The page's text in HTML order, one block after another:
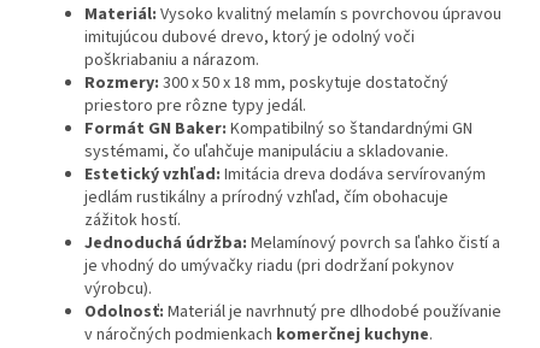
Materiál: Vysoko kvalitný melamín s povrchovou úpravou
imitujúcou dubové drevo, ktorý je odolný voči
poškriabaniu a nárazom.
Rozmery: 300 x 50 x 18 mm, poskytuje dostatočný
priestoro pre rôzne typy jedál.
Formát GN Baker: Kompatibilný so štandardnými GN
systémami, čo uľahčuje manipuláciu a skladovanie.
Estetický vzhľad: Imitácia dreva dodáva servírovaným
jedlám rustikálny a prírodný vzhľad, čím obohacuje
zážitok hostí.
Jednoduchá údržba: Melamínový povrch sa ľahko čistí a
je vhodný do umývačky riadu (pri dodržaní pokynov
výrobcu).
Odolnosť: Materiál je navrhnutý pre dlhodobé používanie
v náročných podmienkach komerčnej kuchyne.